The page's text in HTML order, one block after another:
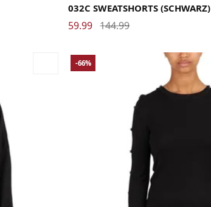
032C SWEATSHORTS (SCHWARZ)
59.99 144.99
-66%